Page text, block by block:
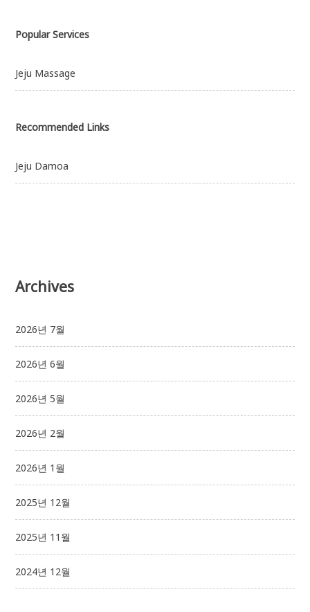
Popular Services
Jeju Massage
Recommended Links
Jeju Damoa
Archives
2026년 7월
2026년 6월
2026년 5월
2026년 2월
2026년 1월
2025년 12월
2025년 11월
2024년 12월